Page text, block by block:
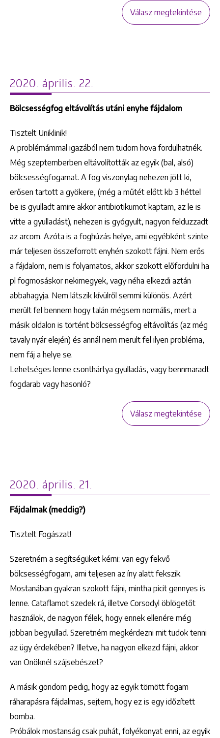
Válasz megtekintése
2020. április. 22.
Bölcsességfog eltávolítás utáni enyhe fájdalom
Tisztelt Uniklinik!
A problémámmal igazából nem tudom hova fordulhatnék.
Még szeptemberben eltávolították az egyik (bal, alsó)
bölcsességfogamat. A fog viszonylag nehezen jött ki,
erősen tartott a gyökere, (még a műtét előtt kb 3 héttel
be is gyulladt amire akkor antibiotikumot kaptam, az le is
vitte a gyulladást), nehezen is gyógyult, nagyon felduzzadt
az arcom. Azóta is a foghúzás helye, ami egyébként szinte
már teljesen összeforrott enyhén szokott fájni. Nem erős
a fájdalom, nem is folyamatos, akkor szokott előfordulni ha
pl fogmosáskor nekimegyek, vagy néha elkezdi aztán
abbahagyja. Nem látszik kívülről semmi különös. Azért
merült fel bennem hogy talán mégsem normális, mert a
másik oldalon is történt bölcsességfog eltávolítás (az még
tavaly nyár elején) és annál nem merült fel ilyen probléma,
nem fáj a helye se.
Lehetséges lenne csonthártya gyulladás, vagy bennmaradt
fogdarab vagy hasonló?
Válasz megtekintése
2020. április. 21.
Fájdalmak (meddig?)
Tisztelt Fogászat!
Szeretném a segítségüket kérni: van egy fekvő
bölcsességfogam, ami teljesen az íny alatt fekszik.
Mostanában gyakran szokott fájni, mintha picit gennyes is
lenne. Cataflamot szedek rá, illetve Corsodyl öblögetőt
használok, de nagyon félek, hogy ennek ellenére még
jobban begyullad. Szeretném megkérdezni mit tudok tenni
az ügy érdekében? Illetve, ha nagyon elkezd fájni, akkor
van Önöknél szájsebészet?
A másik gondom pedig, hogy az egyik tömött fogam
ráharapásra fájdalmas, sejtem, hogy ez is egy időzített
bomba.
Próbálok mostanság csak puhát, folyékonyat enni, az egyik